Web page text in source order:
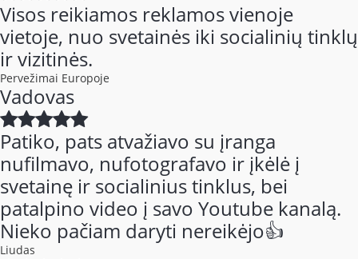
Visos reikiamos reklamos vienoje
vietoje, nuo svetainės iki socialinių tinklų
ir vizitinės.
Pervežimai Europoje
Vadovas
Patiko, pats atvažiavo su įranga
nufilmavo, nufotografavo ir įkėlė į
svetainę ir socialinius tinklus, bei
patalpino video į savo Youtube kanalą.
Nieko pačiam daryti nereikėjo👍
Liudas